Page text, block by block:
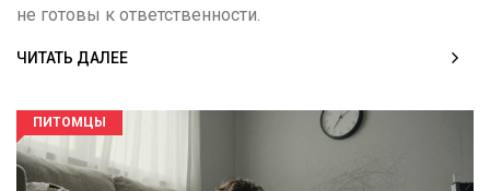
не готовы к ответственности.
ЧИТАТЬ ДАЛЕЕ
ПИТОМЦЫ